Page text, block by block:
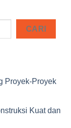
CARI
Proyek-Proyek
Kuat dan